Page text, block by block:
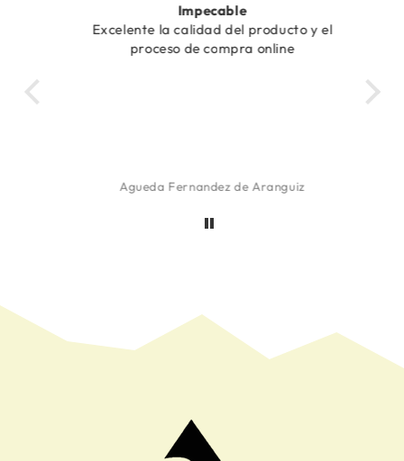
Impecable
Excelente la calidad del producto y el
proceso de compra online
Agueda Fernandez de Aranguiz